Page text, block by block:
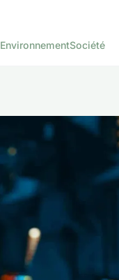
EnvironnementSociété